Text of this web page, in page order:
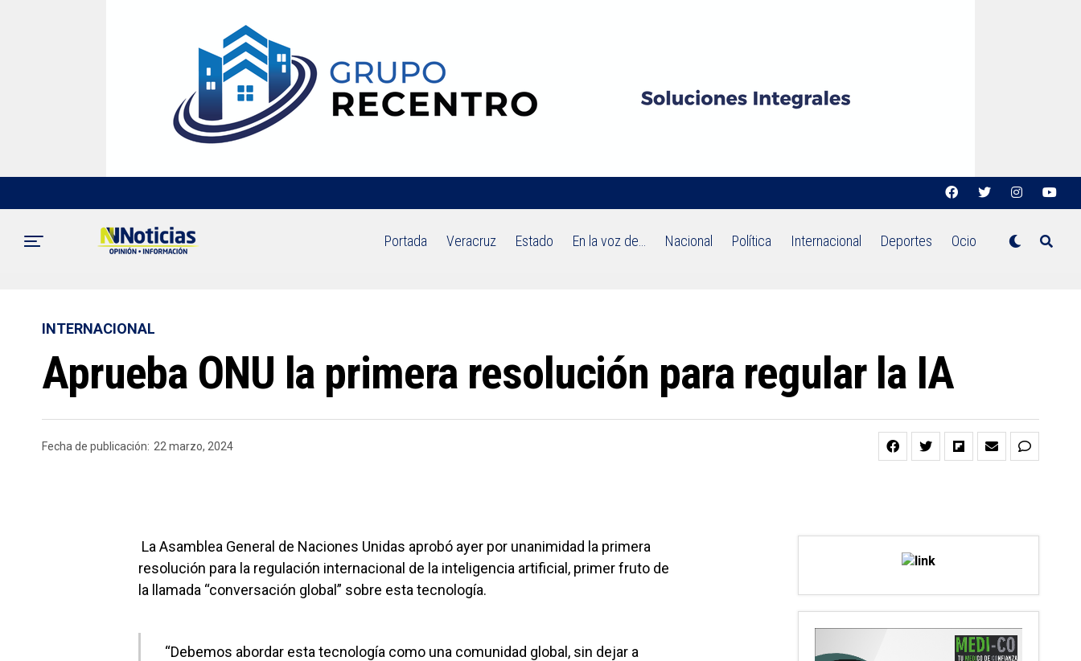
Portada Veracruz Estado En la voz de… Nacional Política Internacional Deportes Ocio
INTERNACIONAL
Aprueba ONU la primera resolución para regular la IA
Fecha de publicación: 22 marzo, 2024
La Asamblea General de Naciones Unidas aprobó ayer por unanimidad la primera
resolución para la regulación internacional de la inteligencia artificial, primer fruto de
la llamada “conversación global” sobre esta tecnología.
“Debemos abordar esta tecnología como una comunidad global, sin dejar a